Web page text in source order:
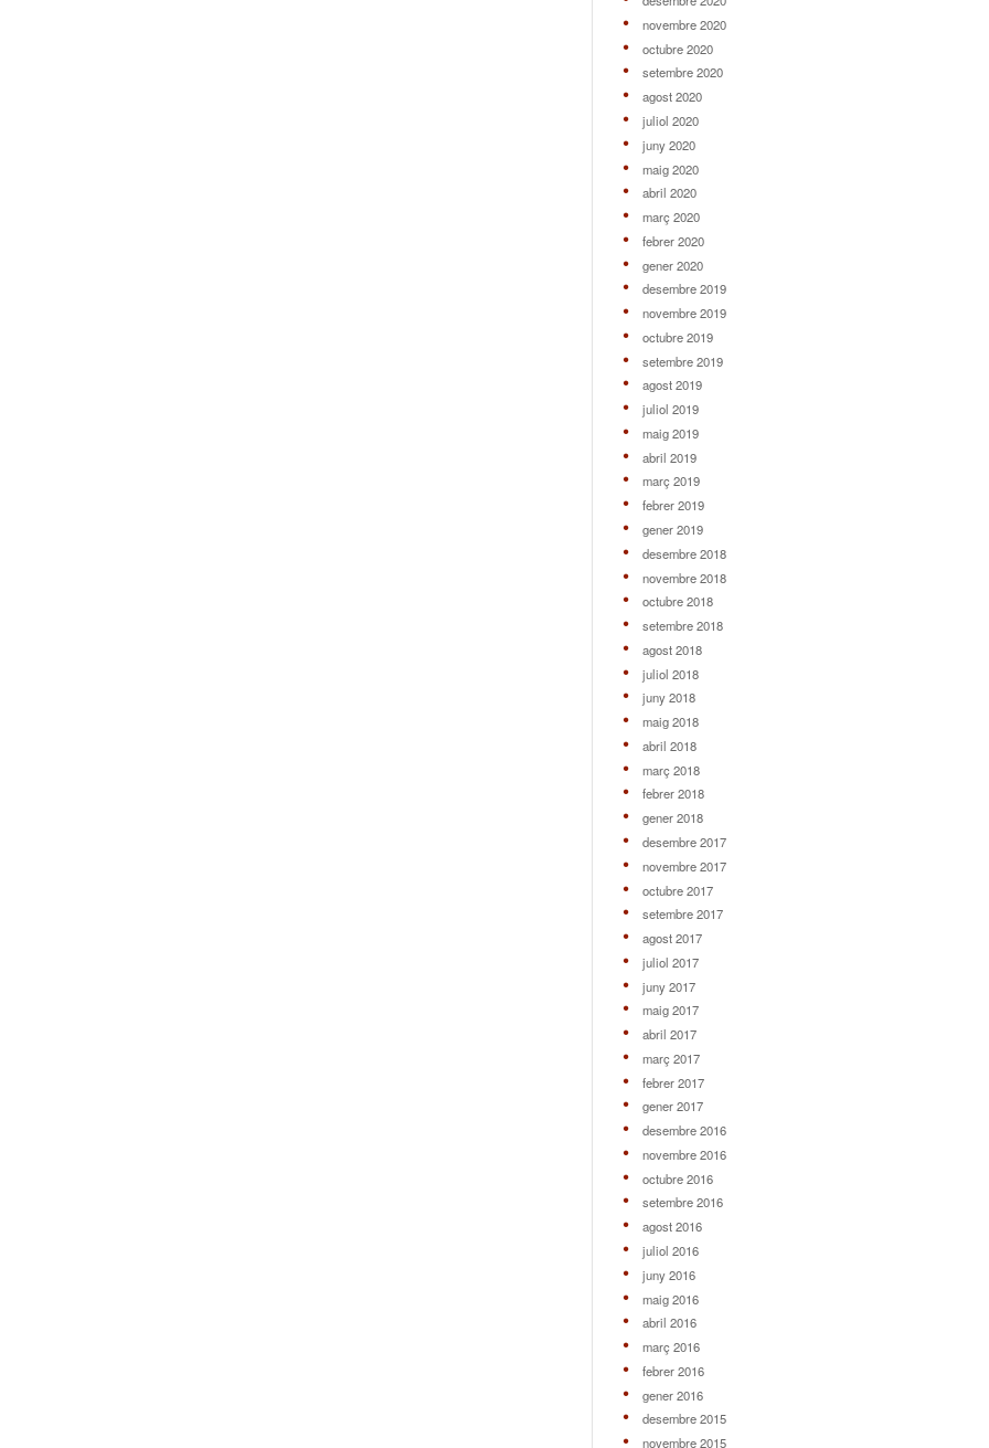
novembre 2020
octubre 2020
setembre 2020
agost 2020
juliol 2020
juny 2020
maig 2020
abril 2020
març 2020
febrer 2020
gener 2020
desembre 2019
novembre 2019
octubre 2019
setembre 2019
agost 2019
juliol 2019
maig 2019
abril 2019
març 2019
febrer 2019
gener 2019
desembre 2018
novembre 2018
octubre 2018
setembre 2018
agost 2018
juliol 2018
juny 2018
maig 2018
abril 2018
març 2018
febrer 2018
gener 2018
desembre 2017
novembre 2017
octubre 2017
setembre 2017
agost 2017
juliol 2017
juny 2017
maig 2017
abril 2017
març 2017
febrer 2017
gener 2017
desembre 2016
novembre 2016
octubre 2016
setembre 2016
agost 2016
juliol 2016
juny 2016
maig 2016
abril 2016
març 2016
febrer 2016
gener 2016
desembre 2015
novembre 2015